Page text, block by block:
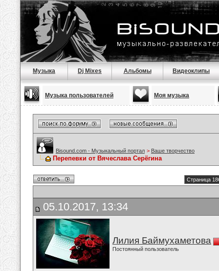
Музыка Dj Mixes Альбомы Видеоклипы
Музыка пользователей Моя музыка
Bisound.com - Музыкальный портал > Ваше творчество
Перепевки от Вячеслава Серёгина
Страница
05.10.2017, 13:34
Лилия Баймухаметова
Постоянный пользователь